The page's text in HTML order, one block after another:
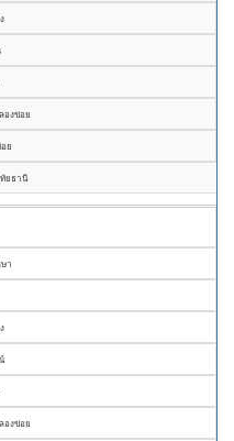
องข่อย
ย
ยธานี
า
องข่อย